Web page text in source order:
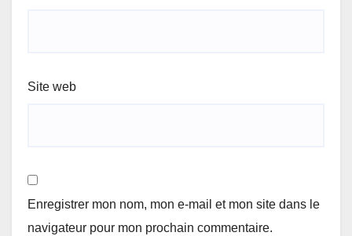
Site web
Enregistrer mon nom, mon e-mail et mon site dans le
navigateur pour mon prochain commentaire.